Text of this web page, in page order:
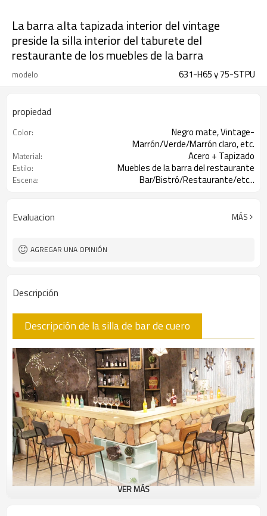
La barra alta tapizada interior del vintage
preside la silla interior del taburete del
restaurante de los muebles de la barra
modelo 631-H65 y 75-STPU
propiedad
Color:
Negro mate, Vintage-
Marrón/Verde/Marrón claro, etc.
Material: Acero + Tapizado
Estilo: Muebles de la barra del restaurante
Escena: Bar/Bistró/Restaurante/etc...
Evaluacion MÁS
AGREGAR UNA OPINIÓN
Descripción
Descripción de la silla de bar de cuero
VER MÁS